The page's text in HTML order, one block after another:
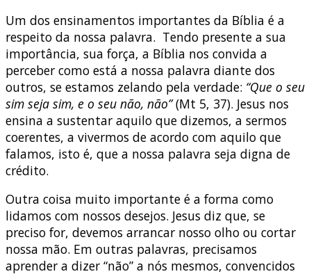
Um dos ensinamentos importantes da Bíblia é a
respeito da nossa palavra. Tendo presente a sua
importância, sua força, a Bíblia nos convida a
perceber como está a nossa palavra diante dos
outros, se estamos zelando pela verdade: “Que o seu
sim seja sim, e o seu não, não”(Mt 5, 37). Jesus nos
ensina a sustentar aquilo que dizemos, a sermos
coerentes, a vivermos de acordo com aquilo que
falamos, isto é, que a nossa palavra seja digna de
crédito.
Outra coisa muito importante é a forma como
lidamos com nossos desejos. Jesus diz que, se
preciso for, devemos arrancar nosso olho ou cortar
nossa mão. Em outras palavras, precisamos
aprender a dizer “não” a nós mesmos, convencidos